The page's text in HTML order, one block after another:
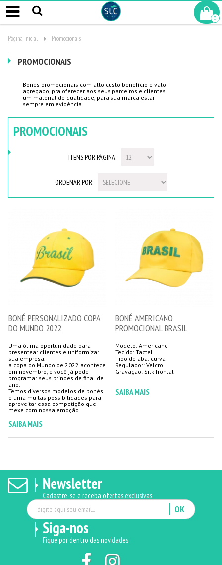
0
Página inicial Promocionais
PROMOCIONAIS
Bonés promocionais com alto custo benefício e valor
agregado, pra oferecer aos seus parceiros e clientes
um material de qualidade, para sua marca estar
sempre em evidência
PROMOCIONAIS
ITENS POR PÁGINA:
ORDENAR POR:
BONÉ PERSONALIZADO COPA
DO MUNDO 2022
Uma ótima oportunidade para
presentear clientes e uniformizar
sua empresa.
a copa do Mundo de 2022 acontece
em novembro, e você já pode
programar seus brindes de final de
ano.
Temos diversos modelos de bonés
e uma muitas possibilidades para
aproveitar essa competição que
SAIBA MAIS
BONÉ AMERICANO
PROMOCIONAL BRASIL
Modelo: Americano
Tecido: Tactel
Tipo de aba: curva
Regulador: Velcro
Gravação: Silk frontal
SAIBA MAIS
Newsletter
Cadastre-se e receba ofertas exclusivas
OK
Siga-nos
Fique por dentro das novidades